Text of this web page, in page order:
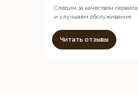
Следим за качеством сервиса
и улучшаем обслуживание
Читать отзывы